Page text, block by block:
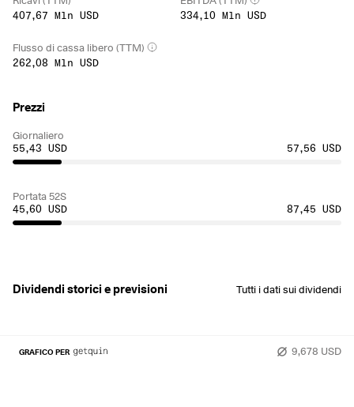
Dividendi storici e previsioni Tutti i dati sui dividendi
9,678 USD
GRAFICO PER
407,67 Mln USD
334,10 Mln USD
Flusso di cassa libero (TTM)
262,08 Mln USD
Prezzi
Giornaliero
55,43 USD
57,56 USD
Portata 52S
45,60 USD
87,45 USD